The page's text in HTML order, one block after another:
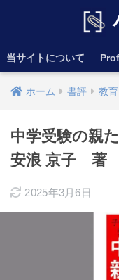
当サイトについて
ホーム 書評 教育
中学受験の親
安浪 京子 著
2025年3月6日